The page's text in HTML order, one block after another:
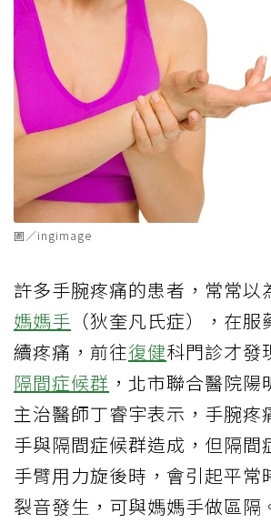
圖／ingimage
許多手腕疼痛的患者，常常以
媽媽手 （狄奎凡氏症），在
續疼痛，前往復健科門診才發
隔間症候群 ，北市聯合醫院
主治醫師丁睿宇表示，手腕疼
手與隔間症候群造成，但隔間
手臂用力旋後時，會引起平常
裂音發生，可與媽媽手做區隔